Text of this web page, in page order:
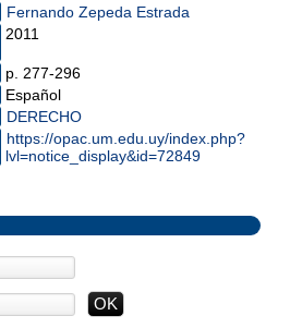
Fernando Zepeda Estrada
2011
p. 277-296
Español
DERECHO
https://opac.um.edu.uy/index.php?
lvl=notice_display&id=72849